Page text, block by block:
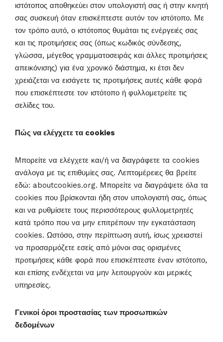
ιστότοπος αποθηκεύει στον υπολογιστή σας ή στην κινητή
σας συσκευή όταν επισκέπτεστε αυτόν τον ιστότοπο. Με
τον τρόπο αυτό, ο ιστότοπος θυμάται τις ενέργειές σας
και τις προτιμήσεις σας (όπως κωδικός σύνδεσης,
γλώσσα, μέγεθος γραμματοσειράς και άλλες προτιμήσεις
απεικόνισης) για ένα χρονικό διάστημα, κι έτσι δεν
χρειάζεται να εισάγετε τις προτιμήσεις αυτές κάθε φορά
που επισκέπτεστε τον ιστότοπο ή φυλλομετρείτε τις
σελίδες του.
Πώς να ελέγχετε τα cookies
Μπορείτε να ελέγχετε και/ή να διαγράφετε τα cookies
ανάλογα με τις επιθυμίες σας. Λεπτομέρειες θα βρείτε
εδώ: aboutcookies.org. Μπορείτε να διαγράψετε όλα τα
cookies που βρίσκονται ήδη στον υπολογιστή σας, όπως
και να ρυθμίσετε τους περισσότερους φυλλομετρητές
κατά τρόπο που να μην επιτρέπουν την εγκατάσταση
cookies. Ωστόσο, στην περίπτωση αυτή, ίσως χρειαστεί
να προσαρμόζετε εσείς από μόνοι σας ορισμένες
προτιμήσεις κάθε φορά που επισκέπτεστε έναν ιστότοπο,
και επίσης ενδέχεται να μην λειτουργούν και μερικές
υπηρεσίες.
Γενικοί όροι προστασίας των προσωπικών
δεδομένων